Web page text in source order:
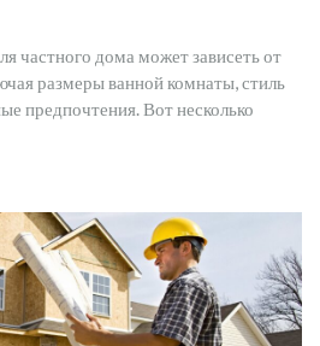
частного дома может зависеть от
размеры ванной комнаты, стиль
предпочтения. Вот несколько